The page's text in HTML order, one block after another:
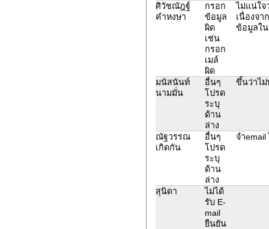
ศิวัชณัฎฐ์
คำหงษา
กรอก
ข้อมูล
ผิด
เช่น
กรอก
เมล์
ผิด
ไม่แน่ใจ
เนื่องจา
ข้อมูลใ
มนัสนันท์
นามมั่น
อื่นๆ
โปรด
ระบุ
ด้าน
ล่าง
ขึ้นว่าไ
ณัฐวรรณ
เกิดกัน
อื่นๆ
โปรด
ระบุ
ด้าน
ล่าง
จำemail
สุนิดา
ไม่ได้
รับ E-
mail
ยืนยัน